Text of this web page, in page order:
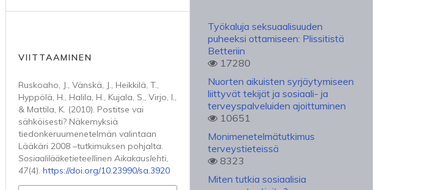
VIITTAAMINEN
Ruskoaho, J., Vänskä, J., Heikkilä, T.,
Hyppölä, H., Halila, H., Kujala, S., Virjo, I.,
& Mattila, K. (2010). Postitse vai
sähköisesti? Näkemyksiä
tiedonkeruumenetelmän valintaan
Lääkäri 2008 –tutkimuksen pohjalta.
Sosiaalilääketieteellinen Aikakauslehti,
47(4). https://doi.org/10.23990/sa.3920
Työkaluja seksuaalisuuden
puheeksi ottamiseen: Plissitistä
Betteriin
17280
Nuorten aikuisten syrjäytymiseen
liittyvät tekijät ja sosiaali- ja
terveyspalveluiden ajoittuminen
10651
Monimenetelmätutkimus
terveystieteissä
8323
Miten tutkia sosiaalisia